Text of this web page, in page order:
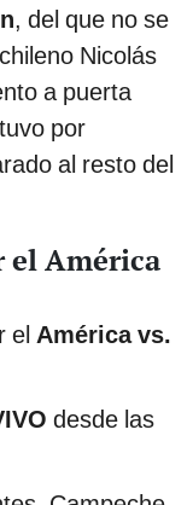
, del que no se
Nicolás
a puerta
por
al resto del
el América
el América vs.
desde las